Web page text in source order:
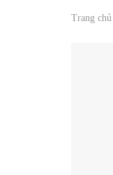
Trang chủ